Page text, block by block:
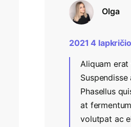
Olga
2021 4
Aliquam
Phasellus
at
volutpat ac